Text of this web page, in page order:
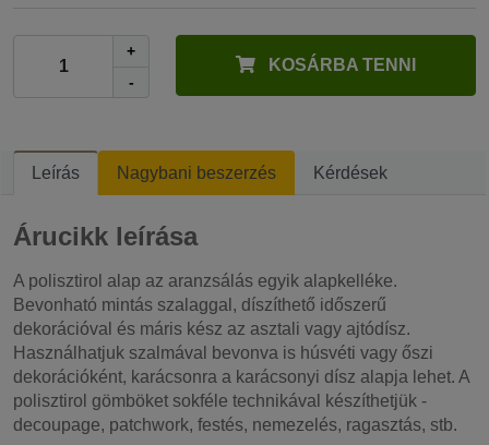
+
-
KOSÁRBA TENNI
Leírás Nagybani beszerzés Kérdések
Árucikk leírása
A polisztirol alap az aranzsálás egyik alapkelléke.
Bevonható mintás szalaggal, díszíthető időszerű
dekorációval és máris kész az asztali vagy ajtódísz.
Használhatjuk szalmával bevonva is húsvéti vagy őszi
dekorációként, karácsonra a karácsonyi dísz alapja lehet. A
polisztirol gömböket sokféle technikával készíthetjük -
decoupage, patchwork, festés, nemezelés, ragasztás, stb.